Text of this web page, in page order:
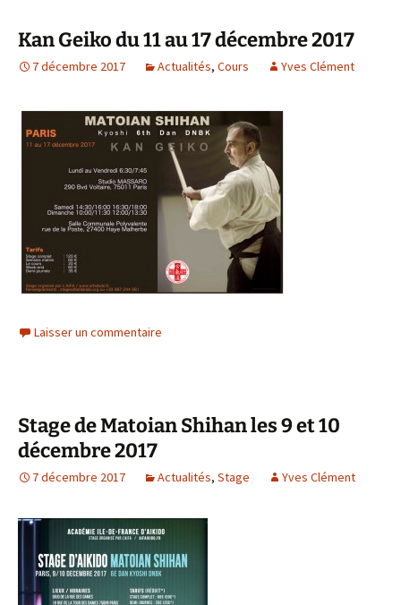
Kan Geiko du 11 au 17 décembre 2017
7 décembre 2017 Actualités, Cours Yves Clément
Laisser un commentaire
Stage de Matoian Shihan les 9 et 10
décembre 2017
7 décembre 2017 Actualités, Stage Yves Clément